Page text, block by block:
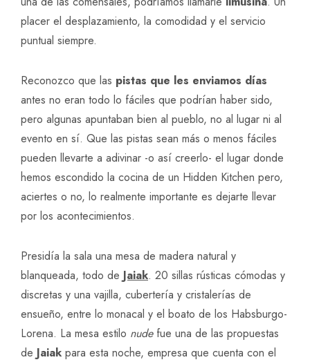
placer el desplazamiento, la comodidad y el servicio
puntual siempre.
Reconozco que las pistas que les enviamos días
antes no eran todo lo fáciles que podrían haber sido,
pero algunas apuntaban bien al pueblo, no al lugar ni al
evento en sí. Que las pistas sean más o menos fáciles
pueden llevarte a adivinar -o así creerlo- el lugar donde
hemos escondido la cocina de un Hidden Kitchen pero,
aciertes o no, lo realmente importante es dejarte llevar
por los acontecimientos.
Presidía la sala una mesa de madera natural y
blanqueada, todo de Jaiak. 20 sillas rústicas cómodas y
discretas y una vajilla, cubertería y cristalerías de
ensueño, entre lo monacal y el boato de los Habsburgo-
Lorena. La mesa estilo nudefue una de las propuestas
de Jaiak para esta noche, empresa que cuenta con el